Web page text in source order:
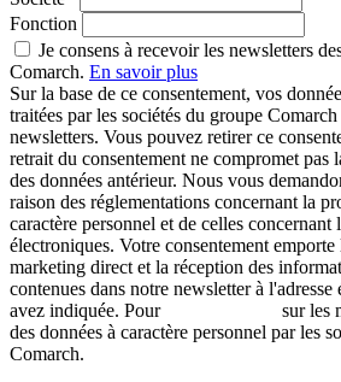
Fonction
Je consens à recevoir les newsletters
Comarch. En savoir plus
Sur la base de ce consentement, vos
traitées par les sociétés du groupe
newsletters. Vous pouvez retirer ce
retrait du consentement ne compromet pas
des données antérieur. Nous vous
raison des réglementations concernant la
caractère personnel et de celles concernant
électroniques. Votre consentement emporte
marketing direct et la réception des
contenues dans notre newsletter à
avez indiquée. Pour
sur les
des données à caractère personnel par les
Comarch.